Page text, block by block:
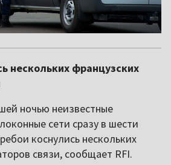
нескольких французских
ночью неизвестные
сети сразу в шести
коснулись нескольких
связи, сообщает RFI.